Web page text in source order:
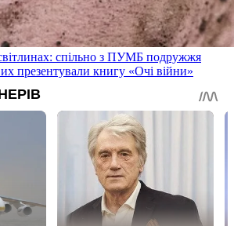
спільно з ПУМБ подружжя
презентували книгу «Очі війни»